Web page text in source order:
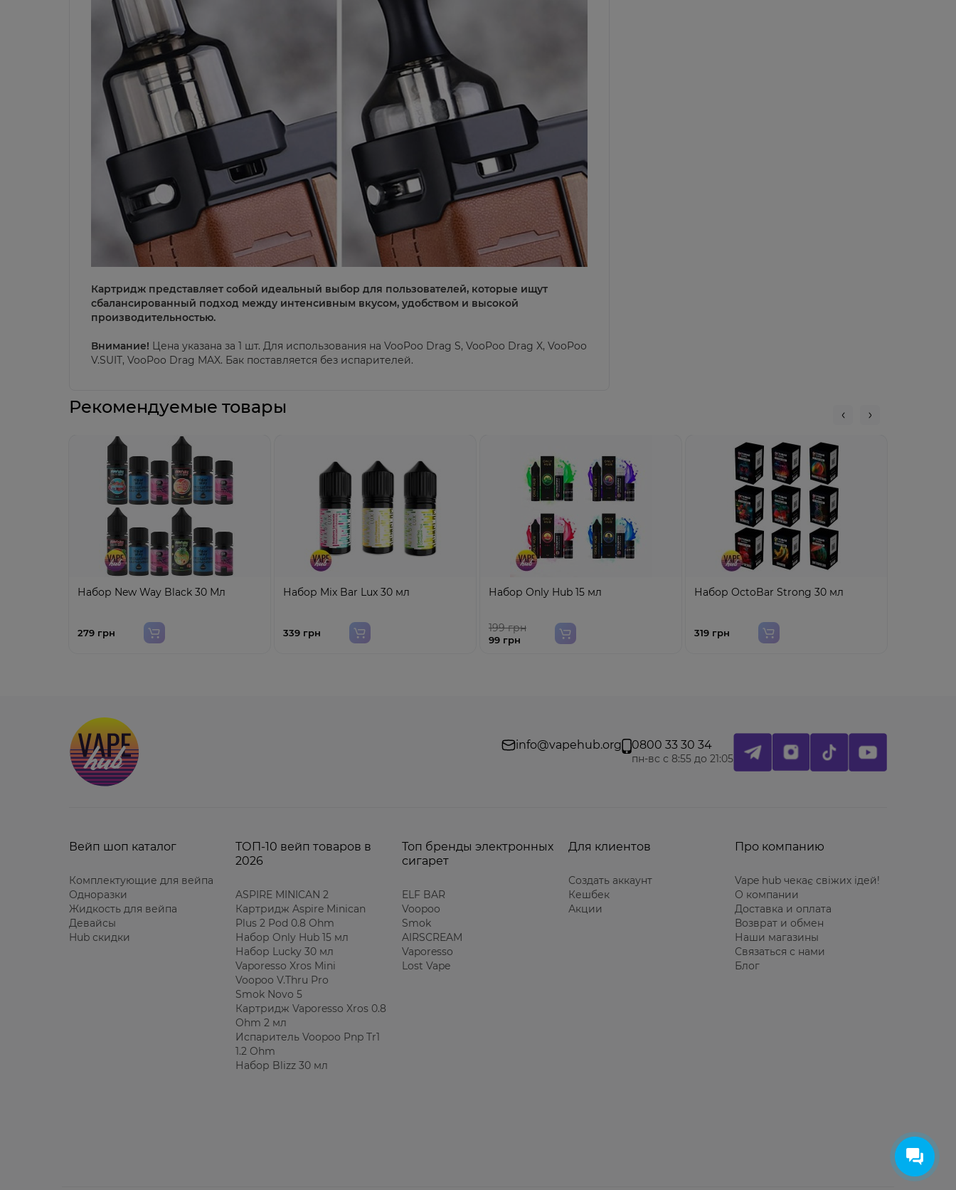
Картридж представляет собой идеальный выбор для пользователей, которые ищут
сбалансированный подход между интенсивным вкусом, удобством и высокой
производительностью.
Внимание! Цена указана за 1 шт. Для использования на VooPoo Drag S, VooPoo Drag X, VooPoo
V.SUIT, VooPoo Drag MAX. Бак поставляется без испарителей.
Рекомендуемые товары
Набор New Way Black 30 Мл
279 грн
Набор Mix Bar Lux 30 мл
339 грн
Набор Only Hub 15 мл
199 грн
99 грн
Набор OctoBar Strong 30 мл
319 грн
0800 33 30 34
пн-вс с 8:55 до 21:05
info@vapehub.org
Вейп шоп каталог
Комплектующие для вейпа
Одноразки
Жидкость для вейпа
Девайсы
Hub скидки
ТОП-10 вейп товаров в
2026
ASPIRE MINICAN 2
Картридж Aspire Minican
Plus 2 Pod 0.8 Ohm
Набор Only Hub 15 мл
Набор Lucky 30 мл
Vaporesso Xros Mini
Voopoo V.Thru Pro
Smok Novo 5
Картридж Vaporesso Xros 0.8
Ohm 2 мл
Испаритель Voopoo Pnp Tr1
1.2 Ohm
Набор Blizz 30 мл
Топ бренды электронных
сигарет
ELF BAR
Voopoo
Smok
AIRSCREAM
Vaporesso
Lost Vape
Для клиентов
Создать аккаунт
Кешбек
Акции
Про компанию
Vape hub чекає свіжих ідей!
О компании
Доставка и оплата
Возврат и обмен
Наши магазины
Связаться с нами
Блог